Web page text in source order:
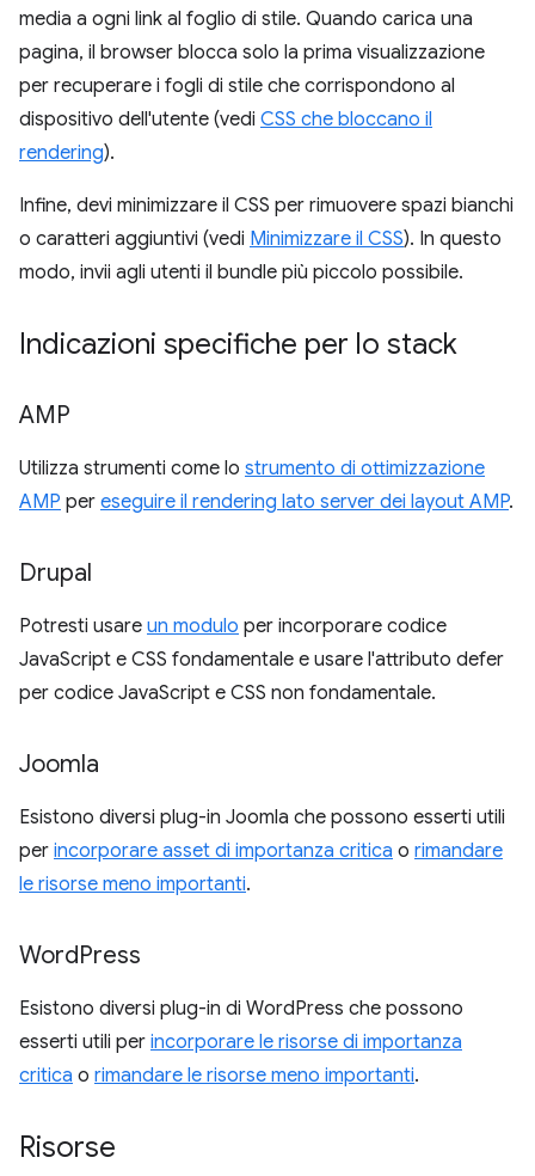
media a ogni link al foglio di stile. Quando carica una
pagina, il browser blocca solo la prima visualizzazione
per recuperare i fogli di stile che corrispondono al
dispositivo dell'utente (vedi CSS che bloccano il
rendering).
Infine, devi minimizzare il CSS per rimuovere spazi bianchi
o caratteri aggiuntivi (vedi Minimizzare il CSS). In questo
modo, invii agli utenti il bundle più piccolo possibile.
Indicazioni specifiche per lo stack
AMP
Utilizza strumenti come lo strumento di ottimizzazione
AMP per eseguire il rendering lato server dei layout AMP.
Drupal
Potresti usare un modulo per incorporare codice
JavaScript e CSS fondamentale e usare l'attributo defer
per codice JavaScript e CSS non fondamentale.
Joomla
Esistono diversi plug-in Joomla che possono esserti utili
per incorporare asset di importanza critica o rimandare
le risorse meno importanti.
WordPress
Esistono diversi plug-in di WordPress che possono
esserti utili per incorporare le risorse di importanza
critica o rimandare le risorse meno importanti.
Risorse